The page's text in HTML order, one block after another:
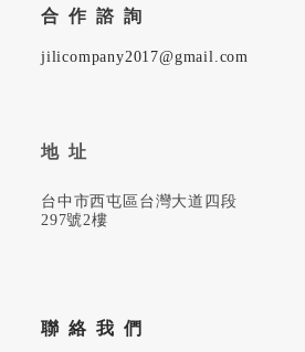
合作諮詢
jilicompany2017@gmail.com
地址
台中市西屯區台灣大道四段
297號2樓
聯絡我們